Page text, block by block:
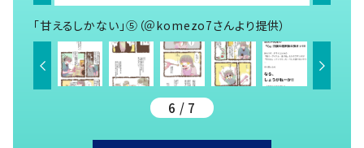
「甘えるしかない」⑤（＠komezo7さんより提供）
6 / 7